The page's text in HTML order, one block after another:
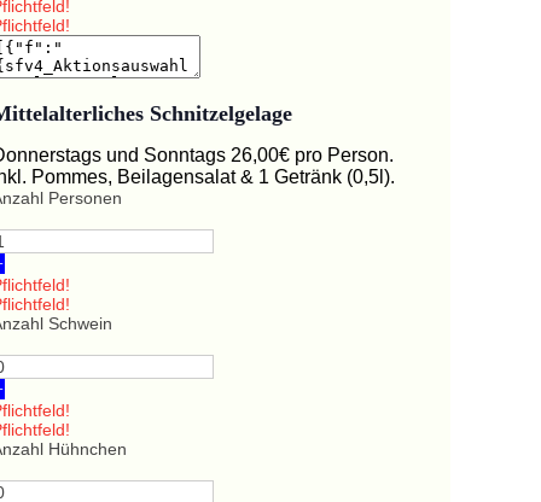
Schnitzelgelage
und Sonntags 26,00€ pro Person.
Pommes, Beilagensalat & 1 Getränk (0,5l).
Personen
Schwein
Hühnchen